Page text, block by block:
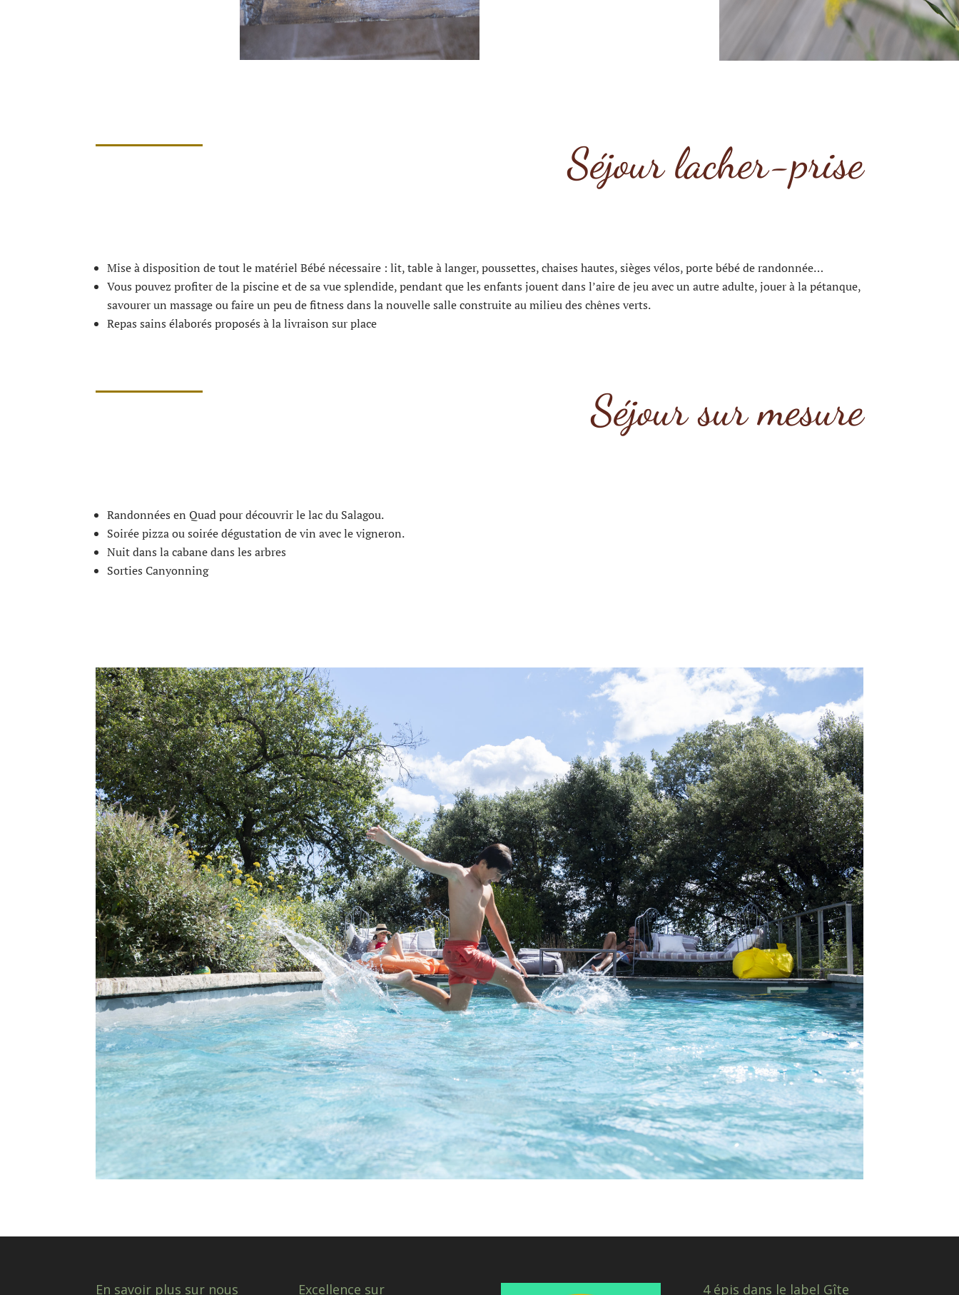
Séjour lacher-prise
Mise à disposition de tout le matériel Bébé nécessaire : lit, table à langer, poussettes, chaises hautes, sièges vélos, porte bébé de randonnée…
Vous pouvez profiter de la piscine et de sa vue splendide, pendant que les enfants jouent dans l’aire de jeu avec un autre adulte, jouer à la pétanque,
savourer un massage ou faire un peu de fitness dans la nouvelle salle construite au milieu des chênes verts.
Repas sains élaborés proposés à la livraison sur place
Séjour sur mesure
Randonnées en Quad pour découvrir le lac du Salagou.
Soirée pizza ou soirée dégustation de vin avec le vigneron.
Nuit dans la cabane dans les arbres
Sorties Canyonning
En savoir plus sur nous Excellence sur 4 épis dans le label Gîte